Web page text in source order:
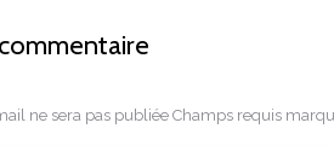
ne sera pas publiée Champs requis